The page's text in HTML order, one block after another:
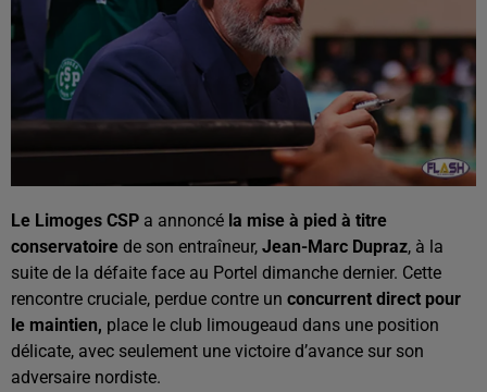
Le Limoges CSP a annoncé la mise à pied à titre
conservatoire de son entraîneur, Jean-Marc Dupraz, à la
suite de la défaite face au Portel dimanche dernier. Cette
rencontre cruciale, perdue contre un concurrent direct pour
le maintien, place le club limougeaud dans une position
délicate, avec seulement une victoire d’avance sur son
adversaire nordiste.